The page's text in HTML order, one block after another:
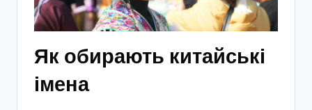
Як обирають китайські
імена